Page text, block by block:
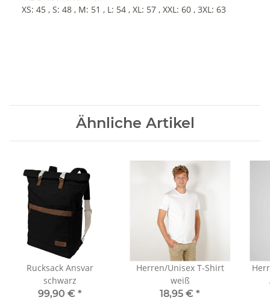
XS: 45 , S: 48 , M: 51 , L: 54 , XL: 57 , XXL: 60 , 3XL: 63
Ähnliche Artikel
Rucksack Ansvar
schwarz
99,90 € *
Herren/Unisex T-Shirt
weiß
18,95 € *